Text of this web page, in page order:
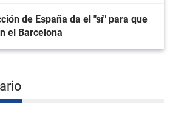
de España da el "sí" para que
el Barcelona